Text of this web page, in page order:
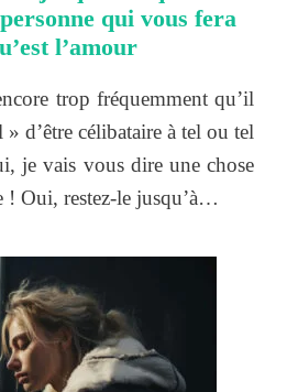
qui vous fera
l’amour
trop fréquemment qu’il
» d’être célibataire à tel ou tel
je vais vous dire une chose
! Oui, restez-le jusqu’à…